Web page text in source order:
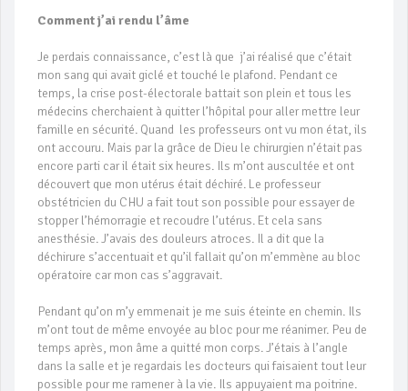
Comment j’ai rendu l’âme
Je perdais connaissance, c’est là que j’ai réalisé que c’était
mon sang qui avait giclé et touché le plafond. Pendant ce
temps, la crise post-électorale battait son plein et tous les
médecins cherchaient à quitter l’hôpital pour aller mettre leur
famille en sécurité. Quand les professeurs ont vu mon état, ils
ont accouru. Mais par la grâce de Dieu le chirurgien n’était pas
encore parti car il était six heures. Ils m’ont auscultée et ont
découvert que mon utérus était déchiré. Le professeur
obstétricien du CHU a fait tout son possible pour essayer de
stopper l’hémorragie et recoudre l’utérus. Et cela sans
anesthésie. J’avais des douleurs atroces. Il a dit que la
déchirure s’accentuait et qu’il fallait qu’on m’emmène au bloc
opératoire car mon cas s’aggravait.
Pendant qu’on m’y emmenait je me suis éteinte en chemin. Ils
m’ont tout de même envoyée au bloc pour me réanimer. Peu de
temps après, mon âme a quitté mon corps. J’étais à l’angle
dans la salle et je regardais les docteurs qui faisaient tout leur
possible pour me ramener à la vie. Ils appuyaient ma poitrine.